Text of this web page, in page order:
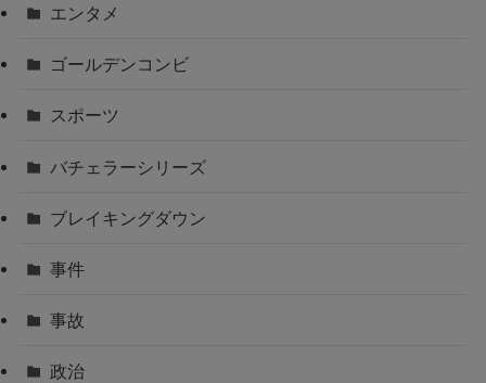
エンタメ
ゴールデンコンビ
スポーツ
バチェラーシリーズ
ブレイキングダウン
事件
事故
政治